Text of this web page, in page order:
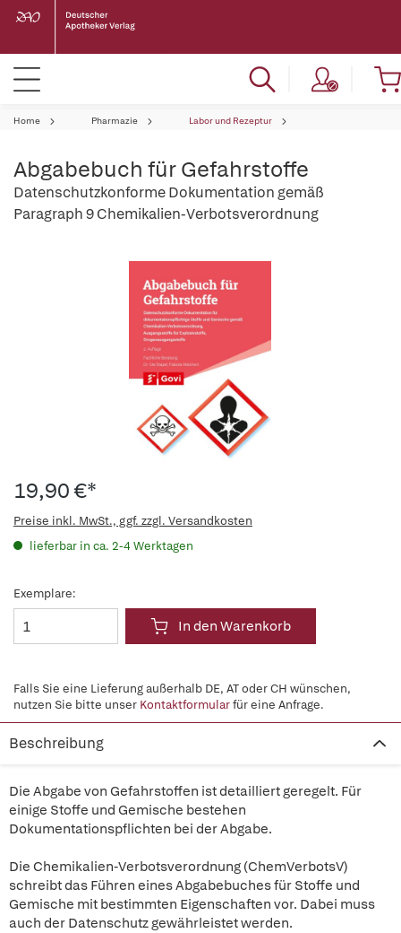
Home Pharmazie Labor und Rezeptur
Abgabebuch für Gefahrstoffe
Datenschutzkonforme Dokumentation gemäß
Paragraph 9 Chemikalien-Verbotsverordnung
19,90 €*
Preise inkl. MwSt., ggf. zzgl. Versandkosten
lieferbar in ca. 2-4 Werktagen
Exemplare:
In den Warenkorb
Falls Sie eine Lieferung außerhalb DE, AT oder CH wünschen,
nutzen Sie bitte unser Kontaktformularfür eine Anfrage.
Beschreibung
Die Abgabe von Gefahrstoffen ist detailliert geregelt. Für
einige Stoffe und Gemische bestehen
Dokumentationspflichten bei der Abgabe.
Die Chemikalien-Verbotsverordnung (ChemVerbotsV)
schreibt das Führen eines Abgabebuches für Stoffe und
Gemische mit bestimmten Eigenschaften vor. Dabei muss
auch der Datenschutz gewährleistet werden.